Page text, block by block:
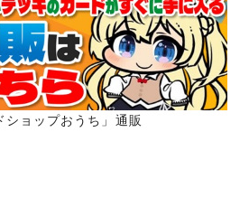
ショップおうち」通販